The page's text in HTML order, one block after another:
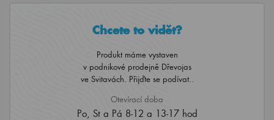
Chcete to vidět?
Produkt máme vystaven
v podnikové prodejně Dřevojas
ve Svitavách. Přijďte se podívat..
Otevírací doba
Po, St a Pá 8-12 a 13-17 hod